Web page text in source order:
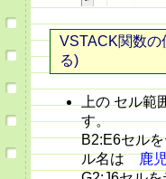
VSTACK関数の
る)
上の セル範
す。
B2:E6セル
ル名は鹿